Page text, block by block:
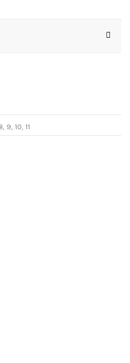
9, 10, 11